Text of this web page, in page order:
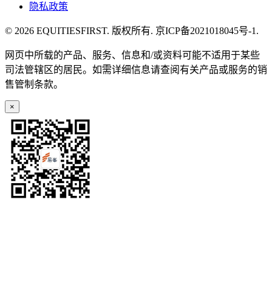
隐私政策
© 2026 EQUITIESFIRST. 版权所有. 京ICP备2021018045号-1.
网页中所载的产品、服务、信息和/或资料可能不适用于某些
司法管辖区的居民。如需详细信息请查阅有关产品或服务的销
售管制条款。
×